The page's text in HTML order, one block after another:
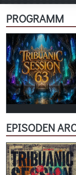
PROGRAMM
EPISODEN